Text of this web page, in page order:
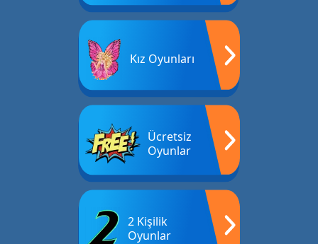
Kız Oyunları
Ücretsiz
Oyunlar
2 Kişilik
Oyunlar